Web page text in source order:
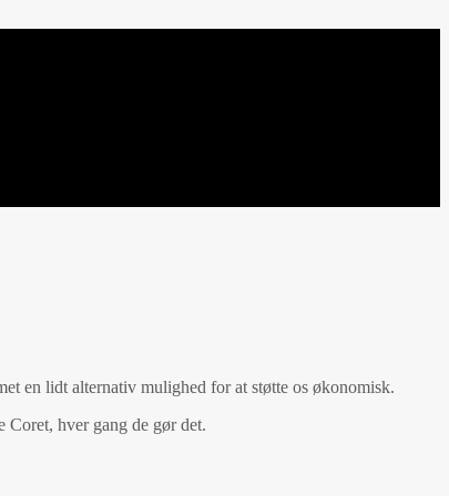
en lidt alternativ mulighed for at støtte os økonomisk.
Coret, hver gang de gør det.